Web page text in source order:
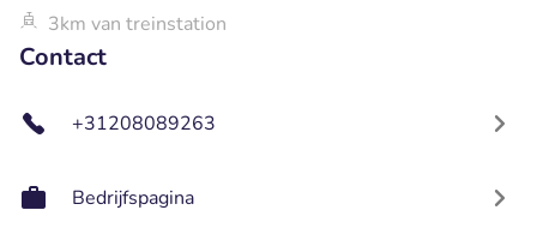
3km van treinstation
Contact
+31208089263
Bedrijfspagina